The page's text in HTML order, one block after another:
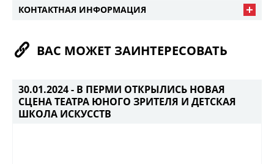
КОНТАКТНАЯ ИНФОРМАЦИЯ
ВАС МОЖЕТ ЗАИНТЕРЕСОВАТЬ
30.01.2024 - В ПЕРМИ ОТКРЫЛИСЬ НОВАЯ
СЦЕНА ТЕАТРА ЮНОГО ЗРИТЕЛЯ И ДЕТСКАЯ
ШКОЛА ИСКУССТВ